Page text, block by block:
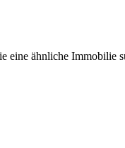
eine ähnliche Immobilie